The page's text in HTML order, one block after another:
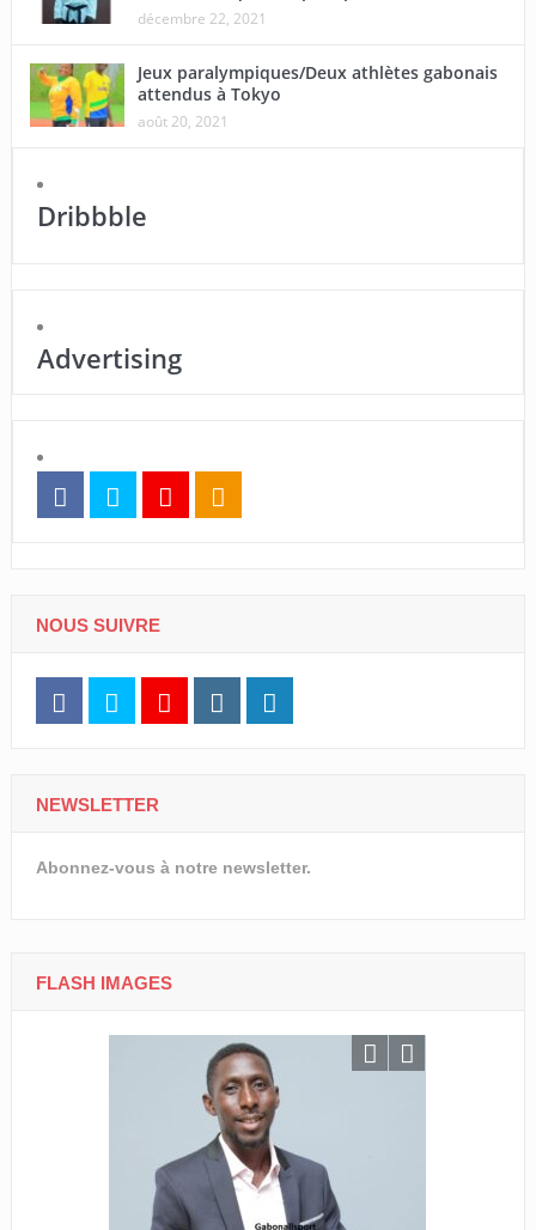
décembre 22, 2021
Jeux paralympiques/Deux athlètes gabonais
attendus à Tokyo
août 20, 2021
Dribbble
Advertising
NOUS SUIVRE
NEWSLETTER
Abonnez-vous à notre newsletter.
FLASH IMAGES